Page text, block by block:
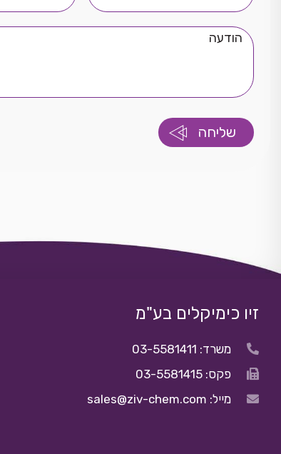
הודעה
זיו כימיקלים בע"מ
משרד: 03-5581411
פקס: 03-5581415
מייל: sales@ziv-chem.com